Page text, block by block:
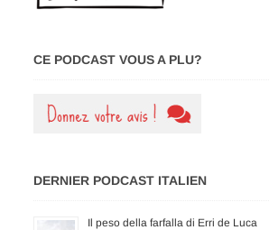
CE PODCAST VOUS A PLU?
DERNIER PODCAST ITALIEN
Il peso della farfalla di Erri de Luca